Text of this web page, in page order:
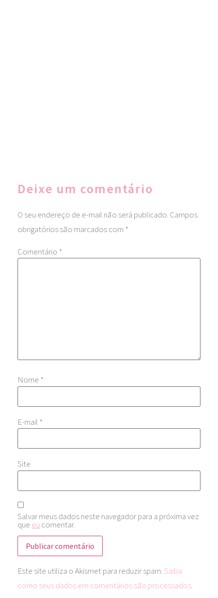
Deixe um comentário
O seu endereço de e-mail não será publicado. Campos
obrigatórios são marcados com *
Comentário *
Nome *
E-mail *
Site
Salvar meus dados neste navegador para a próxima vez
que eu comentar.
Este site utiliza o Akismet para reduzir spam. Saiba
como seus dados em comentários são processados.